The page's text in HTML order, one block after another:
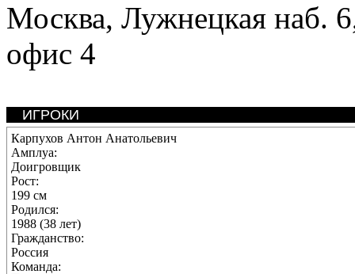
Москва, Лужнецкая наб.
офис 4
ИГРОКИ
Карпухов Антон Анатольевич
Амплуа:
Доигровщик
Рост:
199 см
Родился:
1988 (38 лет)
Гражданство:
Россия
Команда: